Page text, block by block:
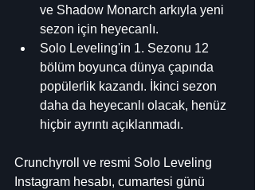
ve Shadow Monarch arkıyla yeni
sezon için heyecanlı.
Solo Leveling'in 1. Sezonu 12
bölüm boyunca dünya çapında
popülerlik kazandı. İkinci sezon
daha da heyecanlı olacak, henüz
hiçbir ayrıntı açıklanmadı.
Crunchyroll ve resmi Solo Leveling
Instagram hesabı, cumartesi günü